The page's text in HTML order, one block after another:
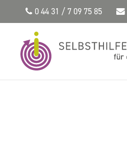
0 44 31 / 7 09 75 85